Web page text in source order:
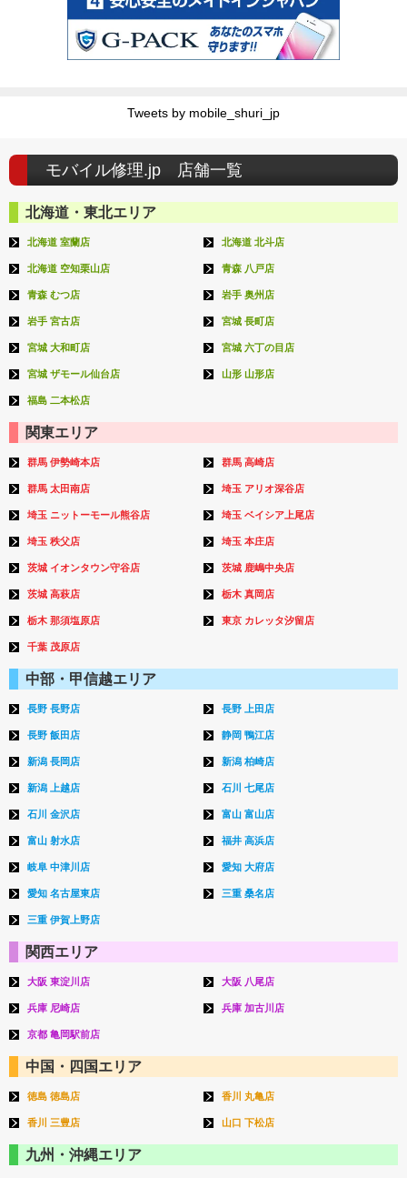
Tweets by mobile_shuri_jp
モバイル修理.jp 店舗一覧
北海道・東北エリア
北海道 室蘭店 北海道 北斗店
北海道 空知栗山店 青森 八戸店
青森 むつ店 岩手 奥州店
岩手 宮古店 宮城 長町店
宮城 大和町店 宮城 六丁の目店
宮城 ザモール仙台店 山形 山形店
福島 二本松店
関東エリア
群馬 伊勢崎本店 群馬 高崎店
群馬 太田南店 埼玉 アリオ深谷店
埼玉 ニットーモール熊谷店 埼玉 ベイシア上尾店
埼玉 秩父店 埼玉 本庄店
茨城 イオンタウン守谷店 茨城 鹿嶋中央店
茨城 高萩店 栃木 真岡店
栃木 那須塩原店 東京 カレッタ汐留店
千葉 茂原店
中部・甲信越エリア
長野 長野店 長野 上田店
長野 飯田店 静岡 鴨江店
新潟 長岡店 新潟 柏崎店
新潟 上越店 石川 七尾店
石川 金沢店 富山 富山店
富山 射水店 福井 高浜店
岐阜 中津川店 愛知 大府店
愛知 名古屋東店 三重 桑名店
三重 伊賀上野店
関西エリア
大阪 東淀川店 大阪 八尾店
兵庫 尼崎店 兵庫 加古川店
京都 亀岡駅前店
中国・四国エリア
徳島 徳島店 香川 丸亀店
香川 三豊店 山口 下松店
九州・沖縄エリア